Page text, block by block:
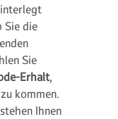
Sie die
Sie
Erhalt,
kommen.
Ihnen